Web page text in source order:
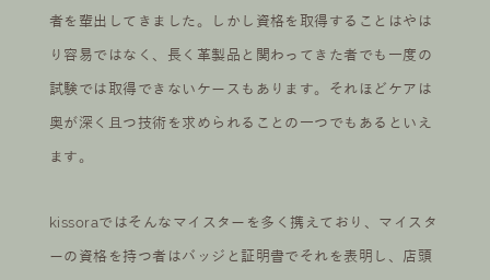
者を輩出してきました。しかし資格を取得することはやは
り容易ではなく、長く革製品と関わってきた者でも一度の
試験では取得できないケースもあります。それほどケアは
奥が深く且つ技術を求められることの一つでもあるといえ
ます。
kissoraではそんなマイスターを多く携えており、マイスタ
ーの資格を持つ者はバッジと証明書でそれを表明し、店頭